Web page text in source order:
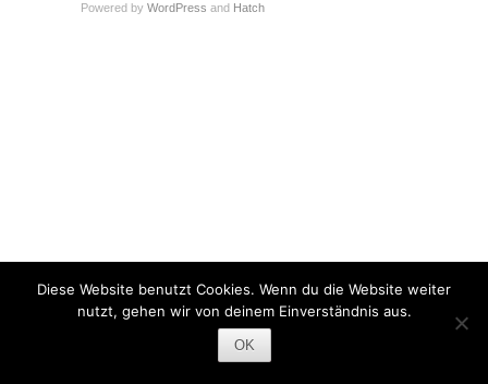
Powered by WordPress and Hatch
Diese Website benutzt Cookies. Wenn du die Website weiter
nutzt, gehen wir von deinem Einverständnis aus.
OK